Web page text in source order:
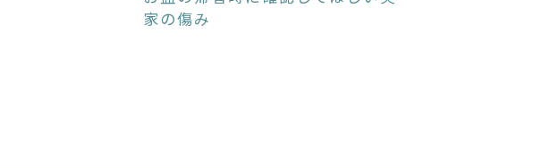
家の傷み